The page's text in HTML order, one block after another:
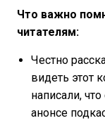
Что важно
читателям:
Честно
видеть этот
написали,
анонсе